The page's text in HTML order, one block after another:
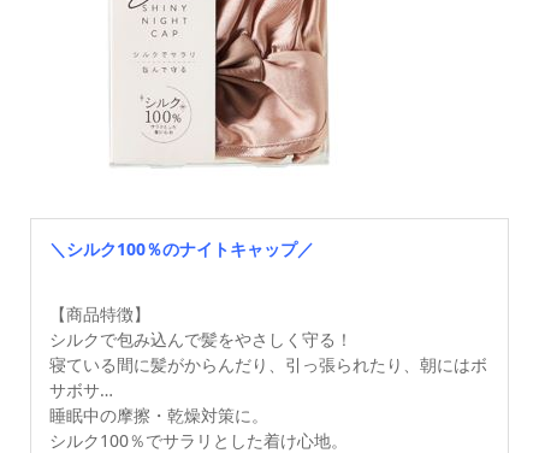
＼シルク100％のナイトキャップ／
【商品特徴】
シルクで包み込んで髪をやさしく守る！
寝ている間に髪がからんだり、引っ張られたり、朝にはボ
サボサ…
睡眠中の摩擦・乾燥対策に。
シルク100％でサラリとした着け心地。